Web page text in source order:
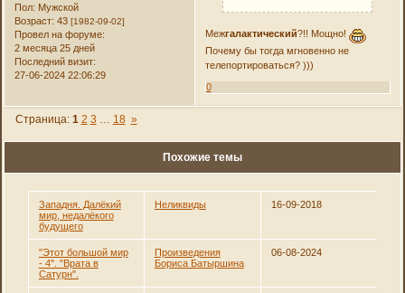
Пол: Мужской
Возраст: 43[1982-09-02]
Провел на форуме:
2 месяца 25 дней
Последний визит:
27-06-2024 22:06:29
Межгалактический?!! Мощно!
Почему бы тогда мгновенно не
телепортироваться? )))
0
Страница: 1 2 3 … 18 »
Похожие темы
Западня. Далёкий
мир, недалёкого
будущего
Неликвиды 16-09-2018
"Этот большой мир
- 4". "Врата в
Сатурн".
Произведения
Бориса Батыршина
06-08-2024